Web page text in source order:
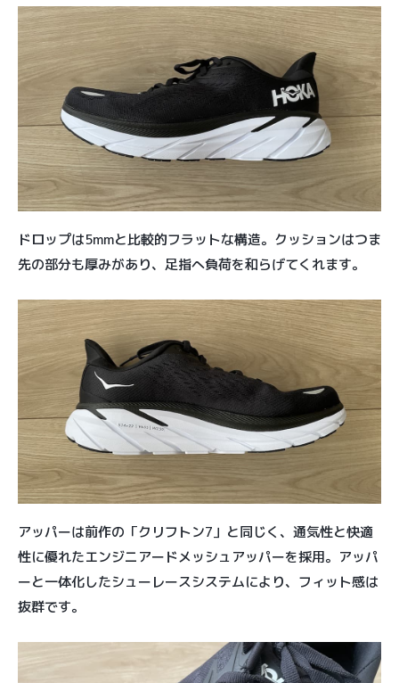
ドロップは5mmと比較的フラットな構造。クッションはつま
先の部分も厚みがあり、足指へ負荷を和らげてくれます。
アッパーは前作の「クリフトン7」と同じく、通気性と快適
性に優れたエンジニアードメッシュアッパーを採用。アッパ
ーと一体化したシューレースシステムにより、フィット感は
抜群です。